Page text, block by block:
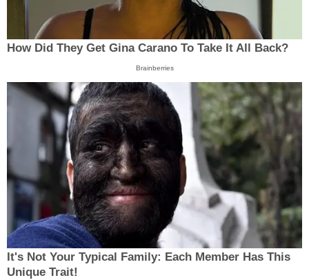
How Did They Get Gina Carano To Take It All Back?
Brainberries
It's Not Your Typical Family: Each Member Has This
Unique Trait!